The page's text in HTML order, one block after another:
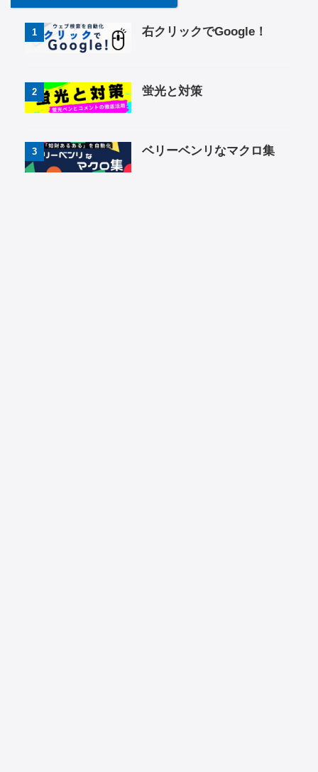
1 右クリックでGoogle！
2 蛍光と対策
3 ベリーベンリなマクロ集